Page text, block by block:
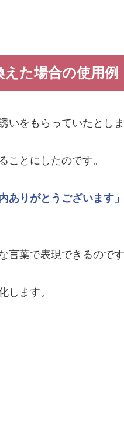
えた場合の使用例
いをもらっていたとしま
ことにしたのです。
ありがとうございます」
言葉で表現できるのです
します。